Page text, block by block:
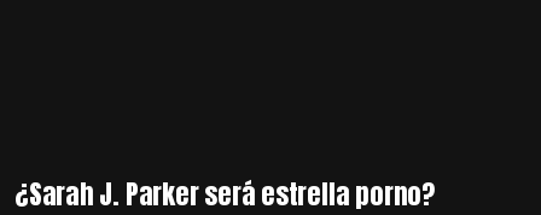
¿Sarah J. Parker será estrella porno?